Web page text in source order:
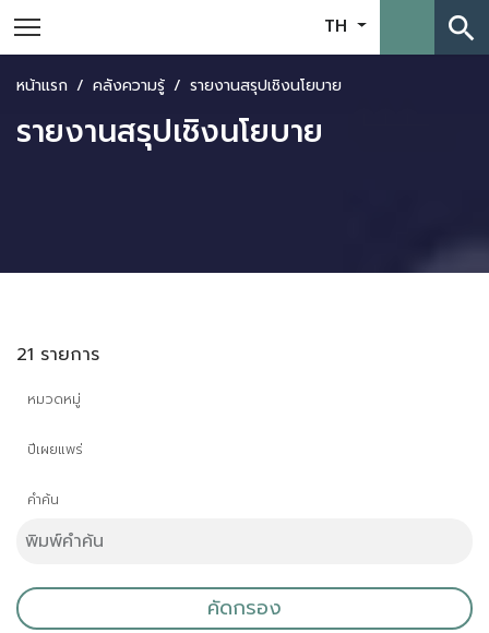
TH search
หน้าแรก คลังความรู้ รายงานสรุปเชิงนโยบาย
รายงานสรุปเชิงนโยบาย
21 รายการ
หมวดหมู่
ปีเผยแพร่
คำค้น
คัดกรอง